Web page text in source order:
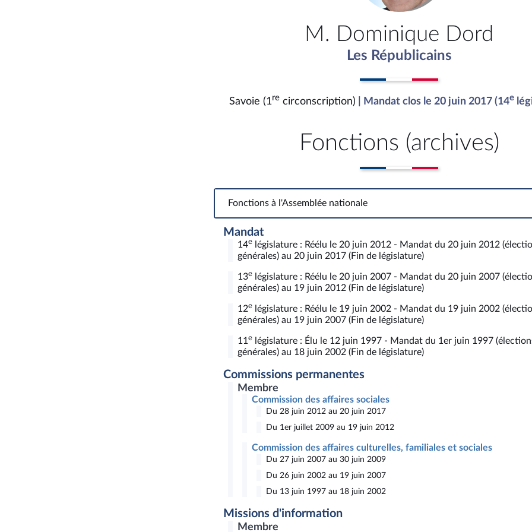
M. Dominique Dord
Les Républicains
Savoie (1recirconscription) | Mandat clos le 20 juin 2017 (14e
Fonctions (archives)
Fonctions à l'Assemblée nationaleFonctions à l'Assemblée nationale
Mandat
14e législature : Réélu le 20 juin 2012 - Mandat du 20 juin 2012
générales) au 20 juin 2017 (Fin de législature)
13e législature : Réélu le 20 juin 2007 - Mandat du 20 juin 2007
générales) au 19 juin 2012 (Fin de législature)
12e législature : Réélu le 19 juin 2002 - Mandat du 19 juin 2002
générales) au 19 juin 2007 (Fin de législature)
11 e législature : Élu le 12 juin 1997 - Mandat du 1er juin 1997
générales) au 18 juin 2002 (Fin de législature)
Commissions permanentes
Membre
Commission des affaires sociales
Du 28 juin 2012 au 20 juin 2017
Du 1er juillet 2009 au 19 juin 2012
Commission des affaires culturelles, familiales et sociales
Du 27 juin 2007 au 30 juin 2009
Du 26 juin 2002 au 19 juin 2007
Du 13 juin 1997 au 18 juin 2002
Missions d'information
Membre